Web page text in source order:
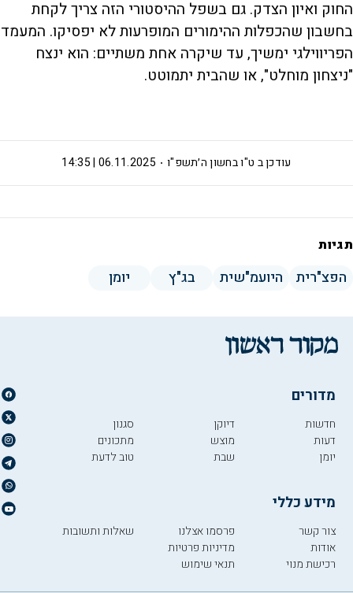
החוק ואיון הצדק. גם בשפל ההיסטורי הזה צריך לקחת
בחשבון שהכפלות ההימורים המופרעות לא יפסיקו. המעמד
הפריווילגי ימשיך, עד שיקרה אחת משתיים: הוא ינצח
"ניצחון מוחלט", או שהבית יתמוטט.
ט"ו בחשון ה׳תשפ"ו 06.11.2025 | 14:35 עודכן ב
תגיות
הפצ"רית היועמ"שית בג"ץ יומן
מדורים
חדשות
דעות
יומן
דיוקן
מוצש
שבת
סגנון
מתכונים
טוב לדעת
מידע כללי
צור קשר
אודות
רכישת מנוי
פרסמו אצלנו
מדיניות פרטיות
תנאי שימוש
שאלות ותשובות